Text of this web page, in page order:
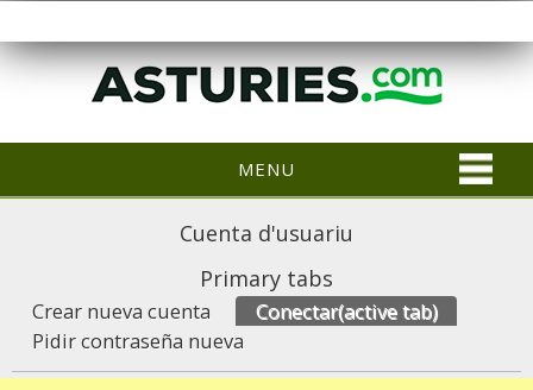
MENU
Cuenta d'usuariu
Primary tabs
Crear nueva cuenta Conectar(active tab)
Pidir contraseña nueva